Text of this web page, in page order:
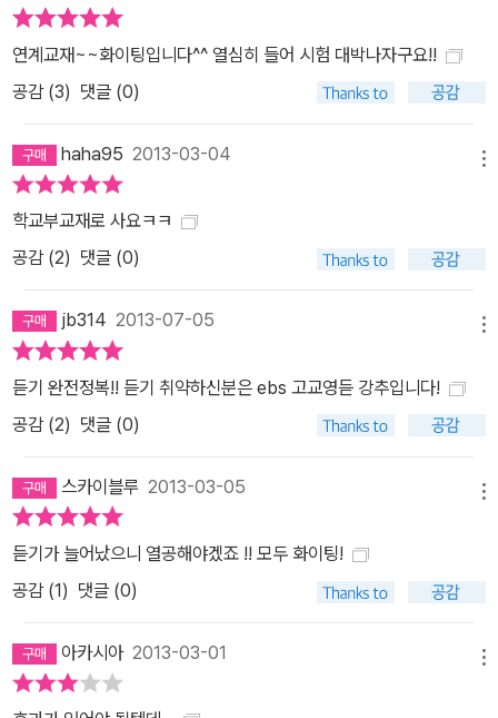
연계교재~~화이팅입니다^^ 열심히 들어 시험 대박나자구요!!
공감 (3) 댓글 (0)
haha95 2013-03-04
학교부교재로 사요ㅋㅋ
공감 (2) 댓글 (0)
jb314 2013-07-05
듣기 완전정복!! 듣기 취약하신분은 ebs 고교영듣 강추입니다!
공감 (2) 댓글 (0)
스카이블루 2013-03-05
듣기가 늘어났으니 열공해야겠죠 !! 모두 화이팅!
공감 (1) 댓글 (0)
아카시아2013-03-01